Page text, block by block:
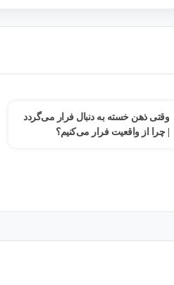
فرسودگی روانی؛ جنگی که در خیابان
نیست، در ذهن ماست